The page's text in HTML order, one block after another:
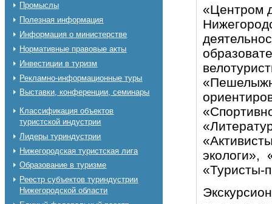
Промыслы
Полезная информация
Информация о министерстве
Нормативные правовые акты
Инвестиции в туризм
Рекламно-информационные туры
Выставки, конференции, семинары
Классификация объектов
туристской индустрии
Лидеры туриндустрии
Нижегородская туристская лига
Образование в туризме
Реестр субъектов туриндустрии
Нижегородской области
«Центром
экологи»,
«Туристы-